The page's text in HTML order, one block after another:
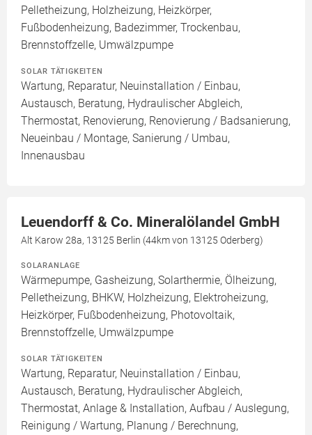
Pelletheizung, Holzheizung, Heizkörper,
Fußbodenheizung, Badezimmer, Trockenbau,
Brennstoffzelle, Umwälzpumpe
SOLAR TÄTIGKEITEN
Wartung, Reparatur, Neuinstallation / Einbau,
Austausch, Beratung, Hydraulischer Abgleich,
Thermostat, Renovierung, Renovierung / Badsanierung,
Neueinbau / Montage, Sanierung / Umbau,
Innenausbau
Leuendorff & Co. Mineralölandel GmbH
Alt Karow 28a, 13125 Berlin (44km von 13125 Oderberg)
SOLARANLAGE
Wärmepumpe, Gasheizung, Solarthermie, Ölheizung,
Pelletheizung, BHKW, Holzheizung, Elektroheizung,
Heizkörper, Fußbodenheizung, Photovoltaik,
Brennstoffzelle, Umwälzpumpe
SOLAR TÄTIGKEITEN
Wartung, Reparatur, Neuinstallation / Einbau,
Austausch, Beratung, Hydraulischer Abgleich,
Thermostat, Anlage & Installation, Aufbau / Auslegung,
Reinigung / Wartung, Planung / Berechnung,